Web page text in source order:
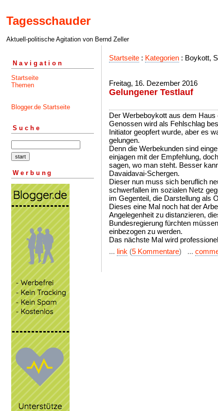
Tagesschauder
Aktuell-politische Agitation von Bernd Zeller
Navigation
Startseite
Themen
Blogger.de Startseite
Suche
Werbung
Startseite : Kategorien : Boykott,
Freitag, 16. Dezember 2016
Gelungener Testlauf
Der Werbeboykott aus dem
Genossen wird als Fehlschlag
Initiator geopfert wurde, aber es
gelungen.
Denn die Werbekunden sind
einjagen mit der Empfehlung,
sagen, wo man steht. Besser
Davaidavai-Schergen.
Dieser nun muss sich beruflich
schwerfallen im sozialen Netz
im Gegenteil, die Darstellung als
Dieses eine Mal noch hat der
Angelegenheit zu distanzieren,
Bundesregierung fürchten
einbezogen zu werden.
Das nächste Mal wird
... link (5 Kommentare) ...